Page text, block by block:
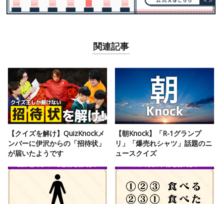
関連記事
【クイズを解け】QuizKnockメ
ンバーに伊沢からの「招待状」
が届いたようです
【朝Knock】「R-1グランプ
リ」「爆売れシャツ」話題のニ
ュースクイズ